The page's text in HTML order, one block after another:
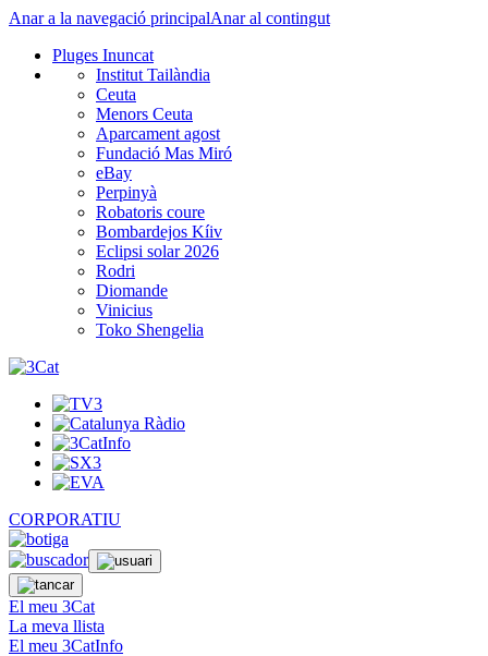
Anar a la navegació principalAnar al contingut
Pluges Inuncat
Institut Tailàndia
Ceuta
Menors Ceuta
Aparcament agost
Fundació Mas Miró
eBay
Perpinyà
Robatoris coure
Bombardejos Kíiv
Eclipsi solar 2026
Rodri
Diomande
Vinicius
Toko Shengelia
CORPORATIU
El meu 3Cat
La meva llista
El meu 3CatInfo